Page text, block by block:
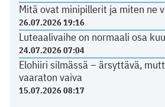
Mitä ovat minipillerit ja miten ne
26.07.2026 19:16
Luteaalivaihe on normaali osa
24.07.2026 07:04
Elohiiri silmässä – ärsyttävä,
vaaraton vaiva
15.07.2026 08:17